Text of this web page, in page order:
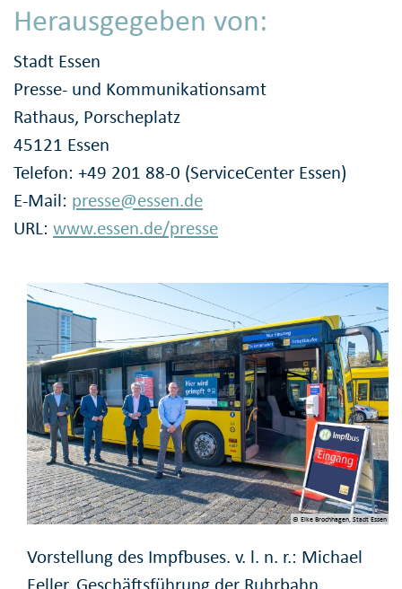
Herausgegeben von:
Stadt Essen
Presse- und Kommunikationsamt
Rathaus, Porscheplatz
45121 Essen
Telefon: +49 201 88-0 (ServiceCenter Essen)
E-Mail: presse@essen.de
URL: www.essen.de/presse
© Elke Brochhagen, Stadt Essen
Vorstellung des Impfbuses. v. l. n. r.: Michael